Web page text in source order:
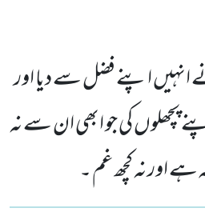
انہیں اپنے فضل سے دیا اور
پچھلوں کی جو ابھی ان سے نہ
ہے اور نہ کچھ غم ۔